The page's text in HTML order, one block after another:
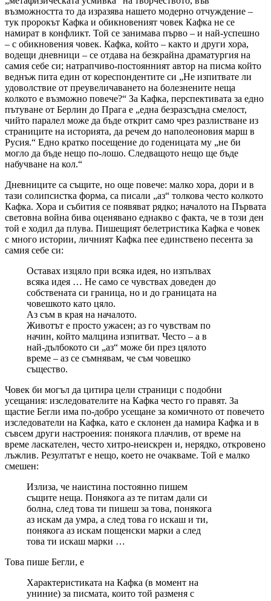
възможността то да изразява нашето модерно отчуждение –
тук пророкът Кафка и обикновеният човек Кафка не се
намират в конфликт. Той се занимава първо – и най-успешно
– с обикновения човек. Кафка, който – както и други хора,
водещи дневници – се отдава на безкрайна драматургия на
самия себе си; натрапчиво-постоянният автор на писма който
веднъж пита един от кореспондентите си „Не изпитвате ли
удоволствие от преувеличаването на болезнените неща
колкото е възможно повече?“ За Кафка, перспективата за едно
пътуване от Берлин до Прага е „една безразсъдна смелост,
чийто паралел може да бъде открит само чрез разлистване из
страниците на историята, да речем до наполеоновия марш в
Русия.“ Едно кратко посещение до годеницата му „не би
могло да бъде нещо по-лошо. Следващото нещо ще бъде
набучване на кол.“
Дневниците са същите, но още повече: малко хора, дори и в
тази солипсистка форма, са писали „аз“ толкова често колкото
Кафка. Хора и събития се появяват рядко; началото на Първата
световна война бива оценявано еднакво с факта, че в този ден
той е ходил да плува. Пишещият белетристика Кафка е човек
с много истории, личният Кафка пее единствено песента за
самия себе си:
Оставах изцяло при всяка идея, но изпълвах
всяка идея … Не само се чувствах доведен до
собствената си граница, но и до границата на
човешкото като цяло.
Аз съм в края на началото.
Животът е просто ужасен; аз го чувствам по
начин, който малцина изпитват. Често – а в
най-дълбокото си „аз“ може би през цялото
време – аз се съмнявам, че съм човешко
същество.
Човек би могъл да цитира цели страници с подобни
усещания: изследователите на Кафка често го правят. За
щастие Бегли има по-добро усещане за комичното от повечето
изследователи на Кафка, като е склонен да намира Кафка и в
съвсем други настроения: понякога плачлив, от време на
време ласкателен, често хитро-неискрен и, нерядко, откровено
лъжлив. Резултатът е нещо, което не очакваме. Той е малко
смешен:
Излиза, че наистина постоянно пишем
същите неща. Понякога аз те питам дали си
болна, след това ти пишеш за това, понякога
аз искам да умра, а след това го искаш и ти,
понякога аз искам пощенски марки а след
това ти искаш марки …
Това пише Бегли, е
Характеристиката на Кафка (в момент на
униние) за писмата, които той разменя с